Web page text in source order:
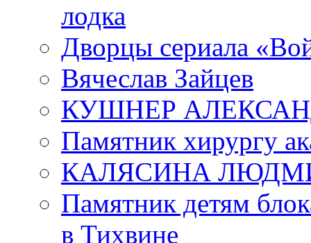
лодка
Дворцы сериала
Вячеслав Зайцев
КУШНЕР
Памятник хирургу
КАЛЯСИНА
Памятник детям
в Тихвине